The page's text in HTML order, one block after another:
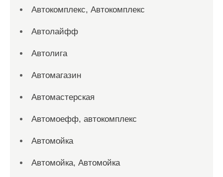
Автокомплекс, Автокомплекс
Автолайфф
Автолига
Автомагазин
Автомастерская
Автомоефф, автокомплекс
Автомойка
Автомойка, Автомойка